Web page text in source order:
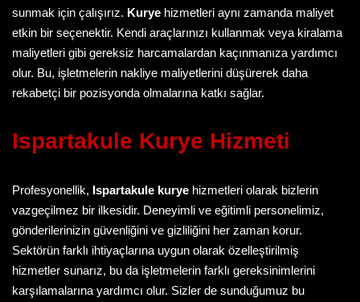
sunmak için çalışırız. Kurye hizmetleri aynı zamanda maliyet
etkin bir seçenektir. Kendi araçlarınızı kullanmak veya kiralama
maliyetleri gibi gereksiz harcamalardan kaçınmanıza yardımcı
olur. Bu, işletmelerin nakliye maliyetlerini düşürerek daha
rekabetçi bir pozisyonda olmalarına katkı sağlar.
Ispartakule Kurye Hizmeti
Profesyonellik, Ispartakule kurye hizmetleri olarak bizlerin
vazgeçilmez bir ilkesidir. Deneyimli ve eğitimli personelimiz,
gönderilerinizin güvenliğini ve gizliliğini her zaman korur.
Sektörün farklı ihtiyaçlarına uygun olarak özelleştirilmiş
hizmetler sunarız, bu da işletmelerin farklı gereksinimlerini
karşılamalarına yardımcı olur. Sizler de sunduğumuz bu